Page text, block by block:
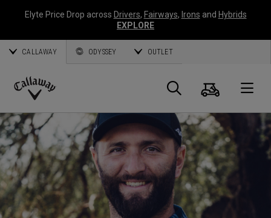
Elyte Price Drop across Drivers, Fairways, Irons and Hybrids
EXPLORE
CALLAWAY ODYSSEY OUTLET
Callaway
Golf
Panier